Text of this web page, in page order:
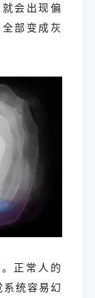
会出现偏
部变成灰
正常人的
系统容易幻